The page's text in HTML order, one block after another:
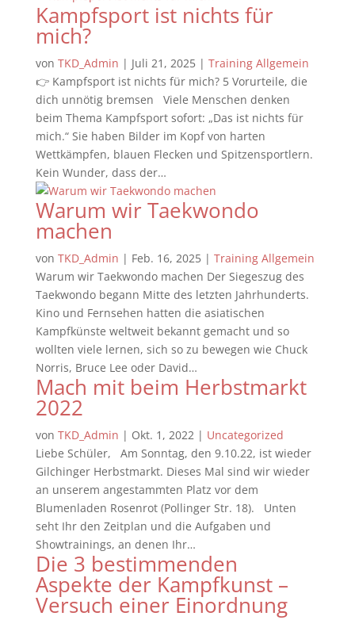
Kampfsport ist nichts für
mich?
von TKD_Admin | Juli 21, 2025| Training Allgemein
👉 Kampfsport ist nichts für mich? 5 Vorurteile, die
dich unnötig bremsen Viele Menschen denken
beim Thema Kampfsport sofort: „Das ist nichts für
mich.“ Sie haben Bilder im Kopf von harten
Wettkämpfen, blauen Flecken und Spitzensportlern.
Kein Wunder, dass der…
Warum wir Taekwondo
machen
von TKD_Admin | Feb. 16, 2025| Training Allgemein
Warum wir Taekwondo machen Der Siegeszug des
Taekwondo begann Mitte des letzten Jahrhunderts.
Kino und Fernsehen hatten die asiatischen
Kampfkünste weltweit bekannt gemacht und so
wollten viele lernen, sich so zu bewegen wie Chuck
Norris, Bruce Lee oder David…
Mach mit beim Herbstmarkt
2022
von TKD_Admin | Okt. 1, 2022| Uncategorized
Liebe Schüler, Am Sonntag, den 9.10.22, ist wieder
Gilchinger Herbstmarkt. Dieses Mal sind wir wieder
an unserem angestammten Platz vor dem
Blumenladen Rosenrot (Pollinger Str. 18). Unten
seht Ihr den Zeitplan und die Aufgaben und
Showtrainings, an denen Ihr…
Die 3 bestimmenden
Aspekte der Kampfkunst –
Versuch einer Einordnung